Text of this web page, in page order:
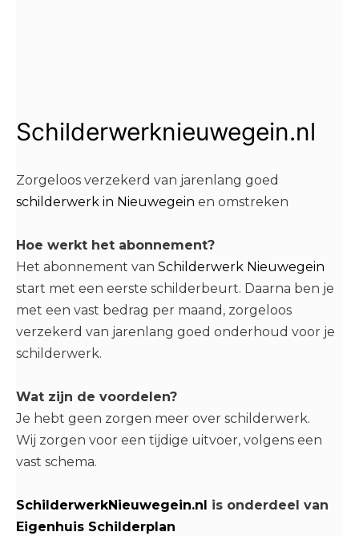
Schilderwerknieuwegein.nl
Zorgeloos verzekerd van jarenlang goed
schilderwerk in Nieuwegein en omstreken
Hoe werkt het abonnement?​
Het abonnement van Schilderwerk Nieuwegein
start met een eerste schilderbeurt. Daarna ben je
met een vast bedrag per maand, zorgeloos
verzekerd van jarenlang goed onderhoud voor je
schilderwerk.
Wat zijn de voordelen?
Je hebt geen zorgen meer over schilderwerk.
Wij zorgen voor een tijdige uitvoer, volgens een
vast schema.
SchilderwerkNieuwegein.nl
is onderdeel van
Eigenhuis Schilderplan